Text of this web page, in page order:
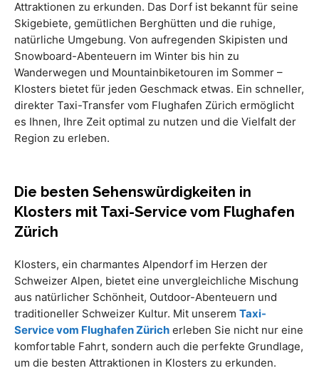
Attraktionen zu erkunden. Das Dorf ist bekannt für seine
Skigebiete, gemütlichen Berghütten und die ruhige,
natürliche Umgebung. Von aufregenden Skipisten und
Snowboard-Abenteuern im Winter bis hin zu
Wanderwegen und Mountainbiketouren im Sommer –
Klosters bietet für jeden Geschmack etwas. Ein schneller,
direkter Taxi-Transfer vom Flughafen Zürich ermöglicht
es Ihnen, Ihre Zeit optimal zu nutzen und die Vielfalt der
Region zu erleben.
Die besten Sehenswürdigkeiten in
Klosters mit Taxi-Service vom Flughafen
Zürich
Klosters, ein charmantes Alpendorf im Herzen der
Schweizer Alpen, bietet eine unvergleichliche Mischung
aus natürlicher Schönheit, Outdoor-Abenteuern und
traditioneller Schweizer Kultur. Mit unserem Taxi-
Service vom Flughafen Zürich erleben Sie nicht nur eine
komfortable Fahrt, sondern auch die perfekte Grundlage,
um die besten Attraktionen in Klosters zu erkunden.